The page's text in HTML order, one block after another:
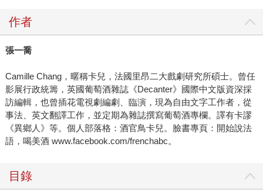
作者
張一喬
Camille Chang，暱稱卡兒，法國里昂二大戲劇研究所碩士。曾任
影展行政統籌，英國葡萄酒雜誌《Decanter》國際中文版資深採
訪編輯，也曾插花電視劇編劇、臨演，現為自由文字工作者，從
事法、英文翻譯工作，並定期為雜誌撰寫葡萄酒專欄。譯有卡謬
《異鄉人》等。個人部落格：酒官鳥卡兒。臉書專頁：開始說法
語，喝美酒 www.facebook.com/frenchabc。
目錄